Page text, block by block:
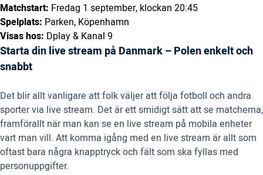
Matchstart: Fredag 1 september, klockan 20:45
Spelplats: Parken, Köpenhamn
Visas hos: Dplay & Kanal 9
Starta din live stream på Danmark – Polen enkelt och
snabbt
Det blir allt vanligare att folk väljer att följa fotboll och andra
sporter via live stream. Det är ett smidigt sätt att se matcherna,
framförallt när man kan se en live stream på mobila enheter
vart man vill. Att komma igång med en live stream är allt som
oftast bara några knapptryck och fält som ska fyllas med
personuppgifter.